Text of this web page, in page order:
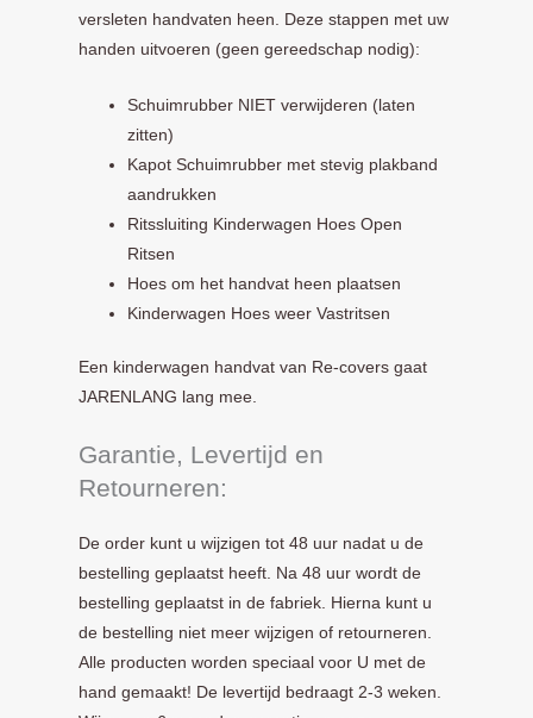
versleten handvaten heen. Deze stappen met uw
handen uitvoeren (geen gereedschap nodig):
Schuimrubber NIET verwijderen (laten
zitten)
Kapot Schuimrubber met stevig plakband
aandrukken
Ritssluiting Kinderwagen Hoes Open
Ritsen
Hoes om het handvat heen plaatsen
Kinderwagen Hoes weer Vastritsen
Een kinderwagen handvat van Re-covers gaat
JARENLANG lang mee.
Garantie, Levertijd en
Retourneren:
De order kunt u wijzigen tot 48 uur nadat u de
bestelling geplaatst heeft. Na 48 uur wordt de
bestelling geplaatst in de fabriek. Hierna kunt u
de bestelling niet meer wijzigen of retourneren.
Alle producten worden speciaal voor U met de
hand gemaakt! De levertijd bedraagt 2-3 weken.